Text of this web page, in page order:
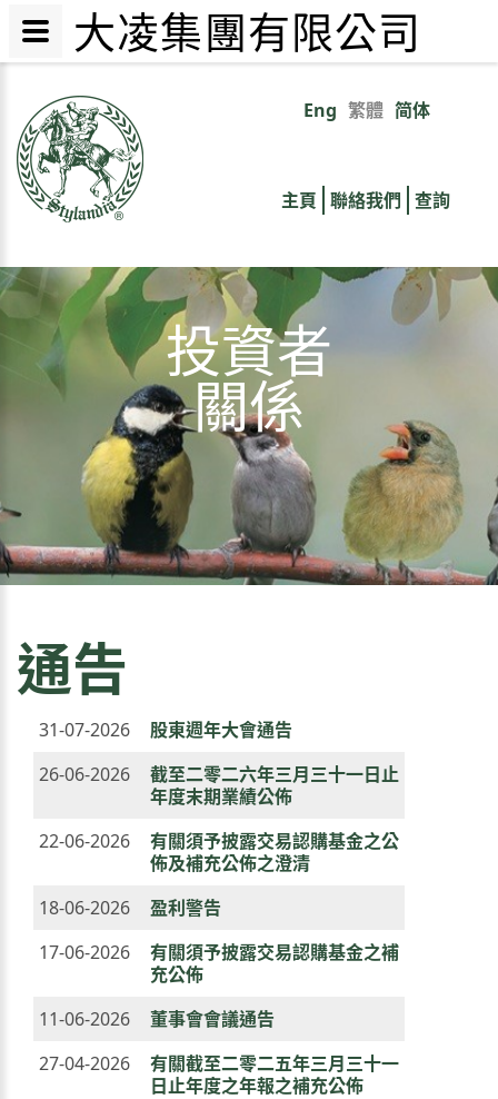
內
Eng 繁體 简体
links
主頁 聯絡我們 查詢
投資者
關係
通告
31-07-2026
股東週年大會通告
26-06-2026
截至二零二六年三月三十一日止
年度末期業績公佈
22-06-2026
有關須予披露交易認購基金之公
佈及補充公佈之澄清
18-06-2026
盈利警告
17-06-2026
有關須予披露交易認購基金之補
充公佈
11-06-2026
董事會會議通告
27-04-2026
有關截至二零二五年三月三十一
日止年度之年報之補充公佈
大凌集團有限公司